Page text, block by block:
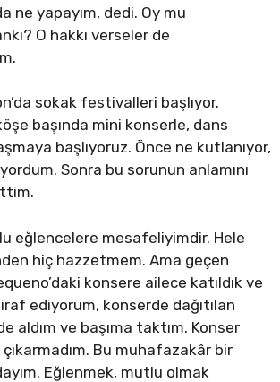
ne yapayım, dedi. Oy mu
O hakkı verseler de
sokak festivalleri başlıyor.
başında mini konserle, dans
başlıyoruz. Önce ne kutlanıyor,
Sonra bu sorunun anlamını
eğlencelere mesafeliyimdir. Hele
hiç hazzetmem. Ama geçen
konsere ailece katıldık ve
ediyorum, konserde dağıtılan
aldım ve başıma taktım. Konser
Bu muhafazakâr bir
Eğlenmek, mutlu olmak